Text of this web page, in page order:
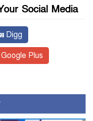
Social Media
Digg
Google Plus